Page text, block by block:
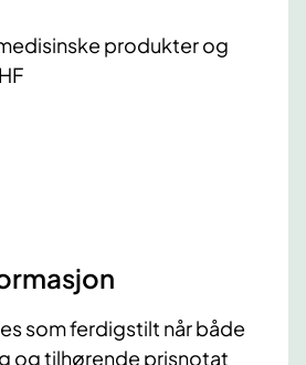
produkter og
som ferdigstilt når både
og tilhørende prisnotat